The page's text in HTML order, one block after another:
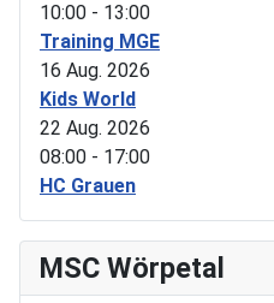
10:00 - 13:00
Training MGE
16 Aug. 2026
Kids World
22 Aug. 2026
08:00 - 17:00
HC Grauen
MSC Wörpetal